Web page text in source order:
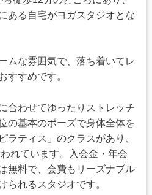
ある自宅がヨガスタジオとな
ムな雰囲気で、落ち着いてレ
すすめです。
合わせてゆったりストレッチ
の基本のポーズで身体全体を
ラティス」のクラスがあり、
れています。入会金・年会
無料で、会費もリーズナブル
られるスタジオです。